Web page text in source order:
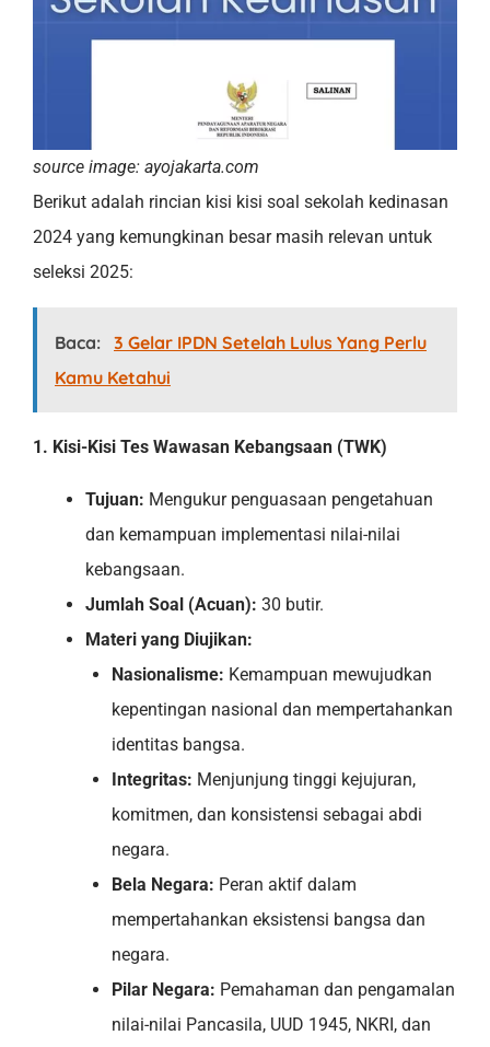
source image: ayojakarta.com
Berikut adalah rincian kisi kisi soal sekolah kedinasan
2024 yang kemungkinan besar masih relevan untuk
seleksi 2025:
Baca: 3 Gelar IPDN Setelah Lulus Yang Perlu
Kamu Ketahui
1. Kisi-Kisi Tes Wawasan Kebangsaan (TWK)
Tujuan: Mengukur penguasaan pengetahuan
dan kemampuan implementasi nilai-nilai
kebangsaan.
Jumlah Soal (Acuan): 30 butir.
Materi yang Diujikan:
Nasionalisme: Kemampuan mewujudkan
kepentingan nasional dan mempertahankan
identitas bangsa.
Integritas: Menjunjung tinggi kejujuran,
komitmen, dan konsistensi sebagai abdi
negara.
Bela Negara: Peran aktif dalam
mempertahankan eksistensi bangsa dan
negara.
Pilar Negara: Pemahaman dan pengamalan
nilai-nilai Pancasila, UUD 1945, NKRI, dan